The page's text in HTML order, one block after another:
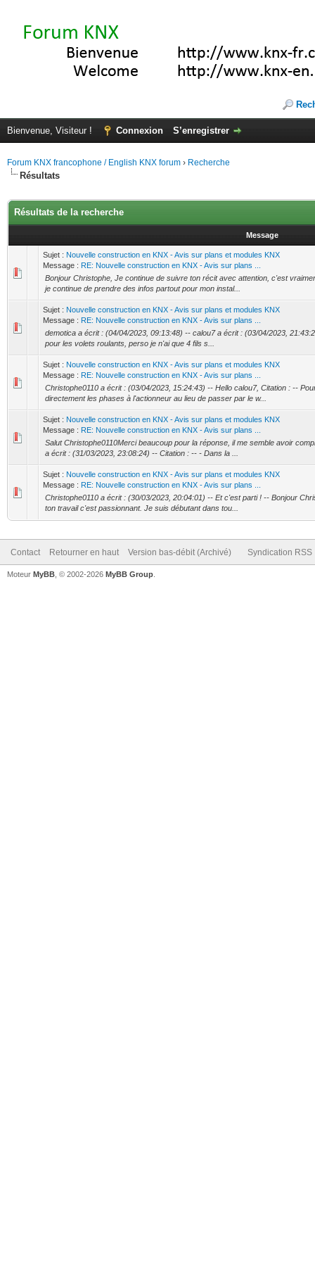
Bienvenue, Visiteur ! Connexion S’enregistrer
Forum KNX francophone / English KNX forum › Recherche
Résultats
Résultats de la recherche
Message
Sujet : Nouvelle construction en KNX - Avis sur plans et modules KNX
Message : RE: Nouvelle construction en KNX - Avis sur plans ...
Bonjour Christophe, Je continue de suivre ton récit avec attention, c'est
je continue de prendre des infos partout pour mon instal...
Sujet : Nouvelle construction en KNX - Avis sur plans et modules KNX
Message : RE: Nouvelle construction en KNX - Avis sur plans ...
demotica a écrit : (04/04/2023, 09:13:48) -- calou7 a écrit : (03/04/2023,
pour les volets roulants, perso je n'ai que 4 fils s...
Sujet : Nouvelle construction en KNX - Avis sur plans et modules KNX
Message : RE: Nouvelle construction en KNX - Avis sur plans ...
Christophe0110 a écrit : (03/04/2023, 15:24:43) -- Hello calou7, Citation : --
directement les phases à l'actionneur au lieu de passer par le w...
Sujet : Nouvelle construction en KNX - Avis sur plans et modules KNX
Message : RE: Nouvelle construction en KNX - Avis sur plans ...
Salut Christophe0110Merci beaucoup pour la réponse, il me semble avoir
a écrit : (31/03/2023, 23:08:24) -- Citation : -- - Dans la ...
Sujet : Nouvelle construction en KNX - Avis sur plans et modules KNX
Message : RE: Nouvelle construction en KNX - Avis sur plans ...
Christophe0110 a écrit : (30/03/2023, 20:04:01) -- Et c'est parti ! -- Bonjour
ton travail c'est passionnant. Je suis débutant dans tou...
Contact Retourner en haut Version bas-débit (Archivé) Syndication RSS
Moteur MyBB , © 2002-2026 MyBB Group